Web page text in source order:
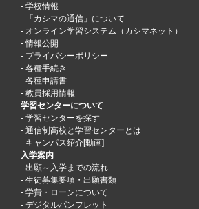
学校情報
「カシマの通信」について
オンライン学習システム（カシマネット）
情報公開
プライバシーポリシー
各種手続き
各種申請書
教員採用情報
学習センターについて
学習センターを探す
通信制高校と学習センターとは
キャンパス紹介[動画]
入学案内
出願～入学までの流れ
生徒募集要項・出願書類
学費・ローンについて
デジタルパンフレット